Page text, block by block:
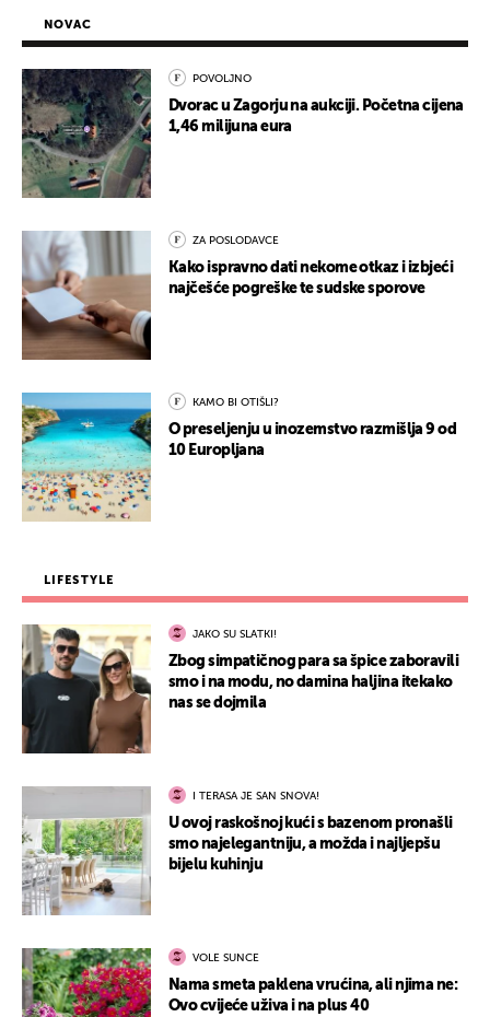
NOVAC
POVOLJNO
Dvorac u Zagorju na aukciji. Početna cijena
1,46 milijuna eura
ZA POSLODAVCE
Kako ispravno dati nekome otkaz i izbjeći
najčešće pogreške te sudske sporove
KAMO BI OTIŠLI?
O preseljenju u inozemstvo razmišlja 9 od
10 Europljana
LIFESTYLE
JAKO SU SLATKI!
Zbog simpatičnog para sa špice zaboravili
smo i na modu, no damina haljina itekako
nas se dojmila
I TERASA JE SAN SNOVA!
U ovoj raskošnoj kući s bazenom pronašli
smo najelegantniju, a možda i najljepšu
bijelu kuhinju
VOLE SUNCE
Nama smeta paklena vrućina, ali njima ne:
Ovo cvijeće uživa i na plus 40